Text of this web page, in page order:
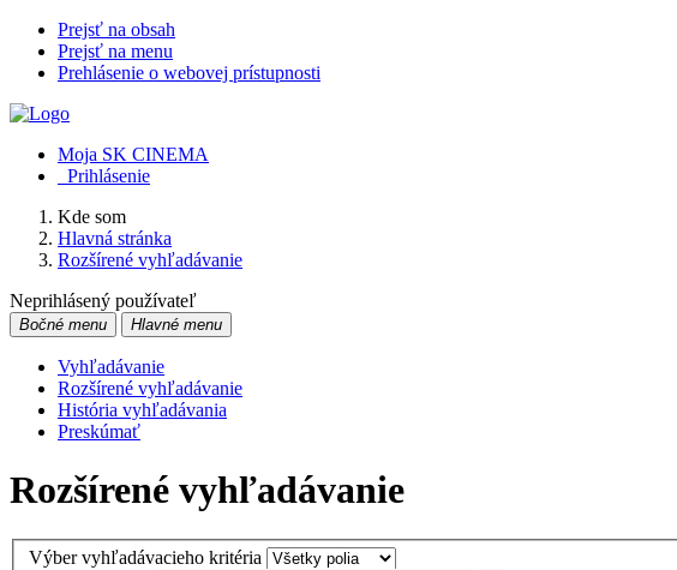
Prejsť na obsah
Prejsť na menu
Prehlásenie o webovej prístupnosti
Moja SK CINEMA
Prihlásenie
Kde som
Hlavná stránka
Rozšírené vyhľadávanie
Neprihlásený používateľ
Bočné menu Hlavné menu
Vyhľadávanie
Rozšírené vyhľadávanie
História vyhľadávania
Preskúmať
Rozšírené vyhľadávanie
Výber vyhľadávacieho kritéria